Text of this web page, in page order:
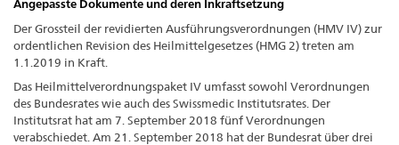
Angepasste Dokumente und deren Inkraftsetzung
Der Grossteil der revidierten Ausführungsverordnungen (HMV IV) zur
ordentlichen Revision des Heilmittelgesetzes (HMG 2) treten am
1.1.2019 in Kraft.
Das Heilmittelverordnungspaket IV umfasst sowohl Verordnungen
des Bundesrates wie auch des Swissmedic Institutsrates. Der
Institutsrat hat am 7. September 2018 fünf Verordnungen
verabschiedet. Am 21. September 2018 hat der Bundesrat über drei